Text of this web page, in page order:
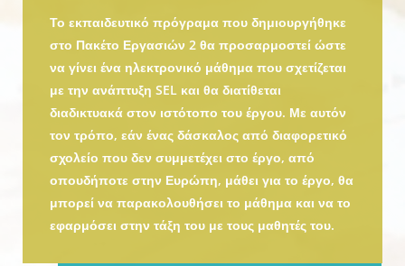
Το εκπαιδευτικό πρόγραμα που δημιουργήθηκε
στο Πακέτο Εργασιών 2 θα προσαρμοστεί ώστε
να γίνει ένα ηλεκτρονικό μάθημα που σχετίζεται
με την ανάπτυξη SEL και θα διατίθεται
διαδικτυακά στον ιστότοπο του έργου. Με αυτόν
τον τρόπο, εάν ένας δάσκαλος από διαφορετικό
σχολείο που δεν συμμετέχει στο έργο, από
οπουδήποτε στην Ευρώπη, μάθει για το έργο, θα
μπορεί να παρακολουθήσει το μάθημα και να το
εφαρμόσει στην τάξη του με τους μαθητές του.